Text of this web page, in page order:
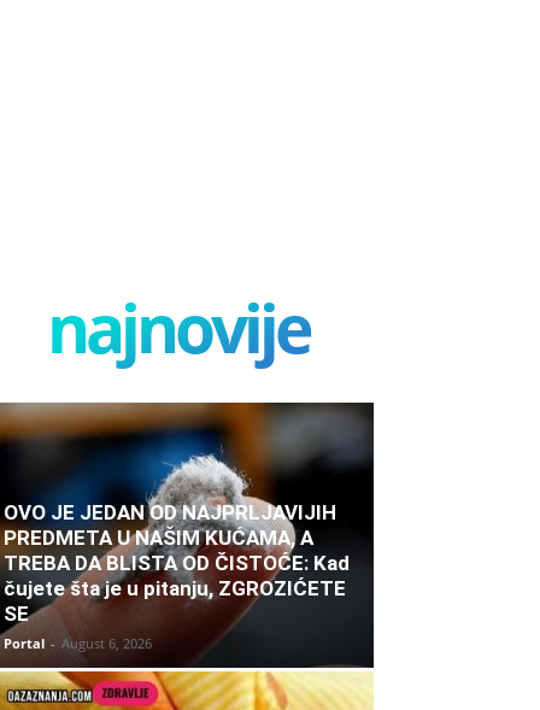
najnovije
OVO JE JEDAN OD NAJPRLJAVIJIH
PREDMETA U NAŠIM KUĆAMA, A
TREBA DA BLISTA OD ČISTOĆE: Kad
čujete šta je u pitanju, ZGROZIĆETE
SE
Portal - August 6, 2026